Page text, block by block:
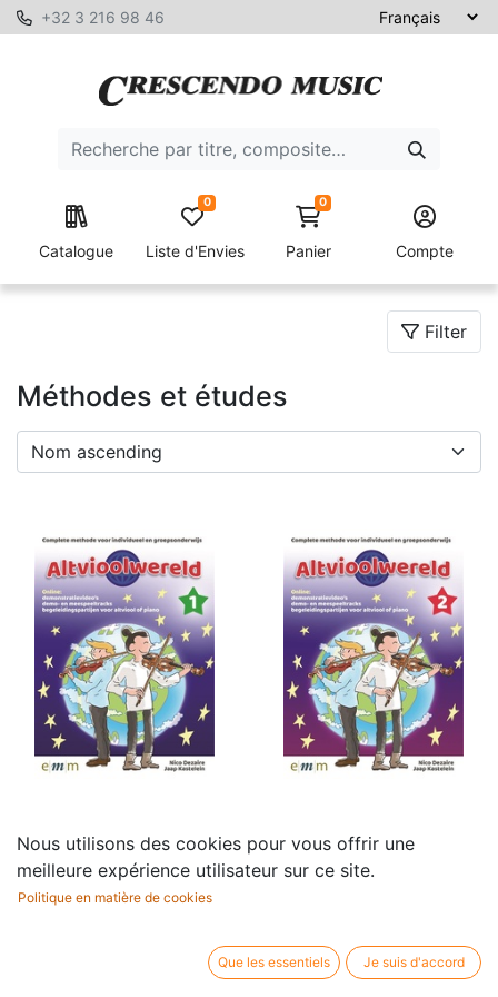
+32 3 216 98 46
Catalogue Liste d'Envies
0 0
Panier Compte
Filter
Méthodes et études
Altvioolwereld - Deel 1
24,95
Altvioolwereld - Deel 2
Nous utilisons des cookies pour vous offrir une
meilleure expérience utilisateur sur ce site.
Politique en matière de cookies
Que les essentiels Je suis d'accord